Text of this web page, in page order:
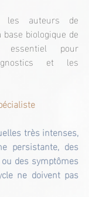
les auteurs de
biologique de
essentiel pour
et les
très intenses,
persistante, des
des symptômes
ne doivent pas